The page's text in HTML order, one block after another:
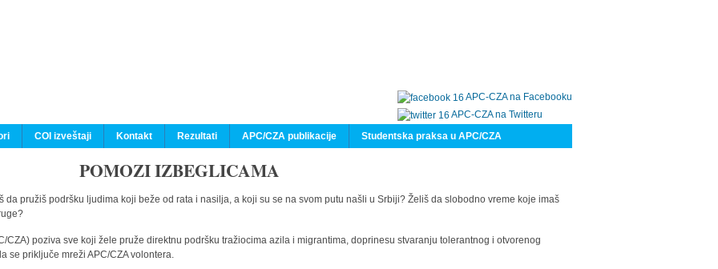
APC-CZA na Facebooku
APC-CZA na Twitteru
COI izveštaji Kontakt Rezultati APC/CZA publikacije Studentska praksa u APC/CZA
POMOZI IZBEGLICAMA
pružiš podršku ljudima koji beže od rata i nasilja, a koji su se na svom putu našli u Srbiji? Želiš da slobodno vreme koje imaš
CZA) poziva sve koji žele pruže direktnu podršku tražiocima azila i migrantima, doprinesu stvaranju tolerantnog i otvorenog
se priključe mreži APC/CZA volontera.